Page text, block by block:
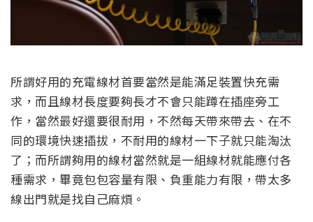
所謂好用的充電線材首要當然是能滿足裝置快充需
求，而且線材長度要夠長才不會只能蹲在插座旁工
作，當然最好還要很耐用，不然每天帶來帶去、在不
同的環境快速插拔，不耐用的線材一下子就只能淘汰
了；而所謂夠用的線材當然就是一組線材就能應付各
種需求，畢竟包包容量有限、負重能力有限，帶太多
線出門就是找自己麻煩。